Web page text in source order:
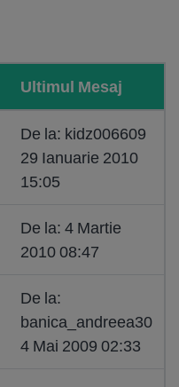
Ultimul Mesaj
De la: kidz006609
29 Ianuarie 2010
15:05
De la: 4 Martie
2010 08:47
De la:
banica_andreea30
4 Mai 2009 02:33